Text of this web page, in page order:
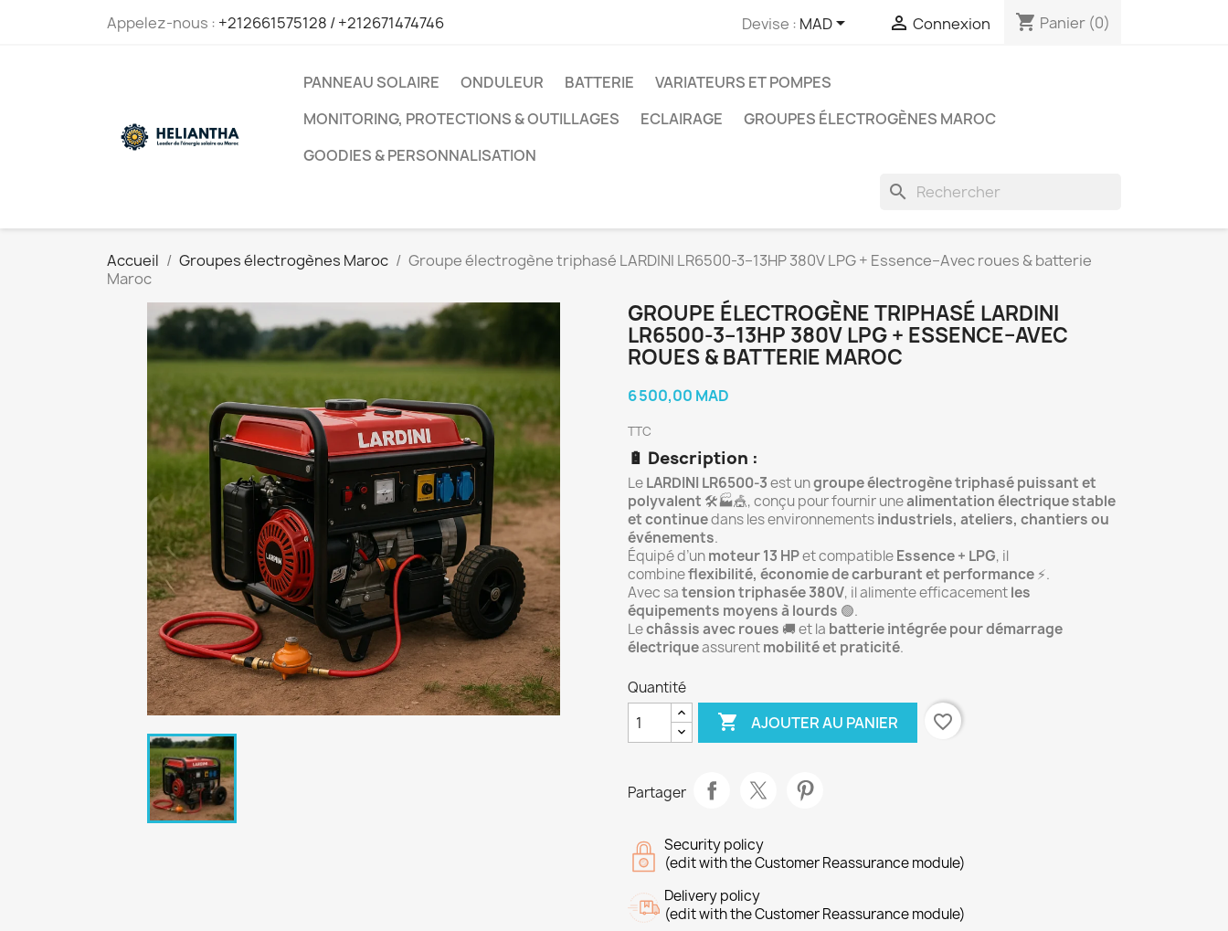
Appelez-nous : +212661575128 / +212671474746 Devise : MAD  Connexion shopping_cart Panier (0)
PANNEAU SOLAIRE ONDULEUR BATTERIE
VARIATEURS ET POMPES
MONITORING, PROTECTIONS & OUTILLAGES
ECLAIRAGE
GROUPES ÉLECTROGÈNES MAROC
GOODIES & PERSONNALISATION
search
Accueil Groupes électrogènes Maroc
Groupe électrogène triphasé LARDINI LR6500-3–13HP 380V LPG + Essence–Avec roues & batterie
Maroc
GROUPE ÉLECTROGÈNE TRIPHASÉ LARDINI
LR6500-3–13HP 380V LPG + ESSENCE–AVEC
ROUES & BATTERIE MAROC
6 500,00 MAD
TTC
🔋 Description :
LeLARDINI LR6500-3est ungroupe électrogène triphasé puissant et
polyvalent 🛠️🏭🎪, conçu pour fournir unealimentation électrique stable
et continuedans les environnementsindustriels, ateliers, chantiers ou
événements.
Équipé d’unmoteur 13 HPet compatibleEssence + LPG, il
combineflexibilité, économie de carburant et performance⚡.
Avec satension triphasée 380V, il alimente efficacementles
équipements moyens à lourds 🟢.
Lechâssis avec roues 🚚 et la batterie intégrée pour démarrage
électriqueassurentmobilité et praticité.
Quantité
 AJOUTER AU PANIER favorite_border
Partager
Security policy
(edit with the Customer Reassurance module)
Delivery policy
(edit with the Customer Reassurance module)